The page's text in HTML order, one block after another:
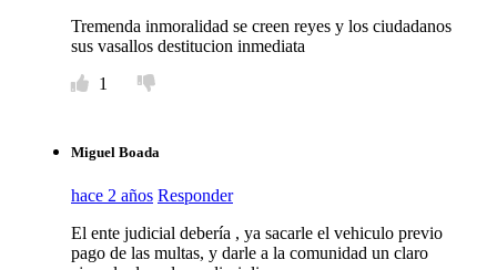
Tremenda inmoralidad se creen reyes y los ciudadanos
sus vasallos destitucion inmediata
1
Miguel Boada
hace 2 años Responder
El ente judicial debería , ya sacarle el vehiculo previo
pago de las multas, y darle a la comunidad un claro